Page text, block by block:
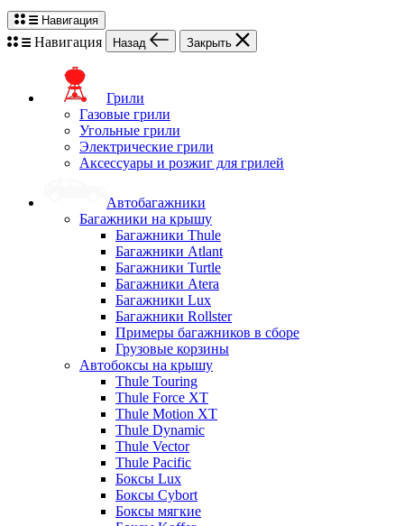
Навигация
Навигация Назад Закрыть
Грили
Газовые грили
Угольные грили
Электрические грили
Аксессуары и розжиг для грилей
Автобагажники
Багажники на крышу
Багажники Thule
Багажники Atlant
Багажники Turtle
Багажники Atera
Багажники Lux
Багажники Rollster
Примеры багажников в сборе
Грузовые корзины
Автобоксы на крышу
Thule Touring
Thule Force XT
Thule Motion XT
Thule Dynamic
Thule Vector
Thule Pacific
Боксы Lux
Боксы Cybort
Боксы мягкие